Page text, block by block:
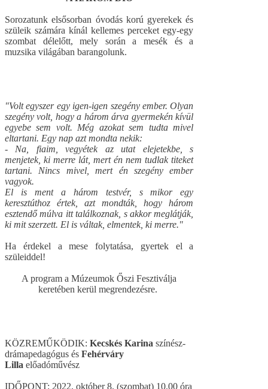
Sorozatunk elsősorban óvodás korú gyerekek és
szüleik számára kínál kellemes perceket egy-egy
szombat délelőtt, mely során a mesék és a
muzsika világában barangolunk.
"Volt egyszer egy igen-igen szegény ember. Olyan
szegény volt, hogy a három árva gyermekén kívül
egyebe sem volt. Még azokat sem tudta mivel
eltartani. Egy nap azt mondta nekik:
- Na, fiaim, vegyétek az utat elejetekbe, s
menjetek, ki merre lát, mert én nem tudlak titeket
tartani. Nincs mivel, mert én szegény ember
vagyok.
El is ment a három testvér, s mikor egy
keresztúthoz értek, azt mondták, hogy három
esztendő múlva itt találkoznak, s akkor meglátják,
ki mit szerzett. El is váltak, elmentek, ki merre."
Ha érdekel a mese folytatása, gyertek el a
szüleiddel!
A program a Múzeumok Őszi Fesztiválja
keretében kerül megrendezésre.
KÖZREMŰKÖDIK: Kecskés Karina színész-
drámapedagógus és Fehérváry
Lilla előadóművész
IDŐPONT: 2022. október 8. (szombat) 10.00 óra